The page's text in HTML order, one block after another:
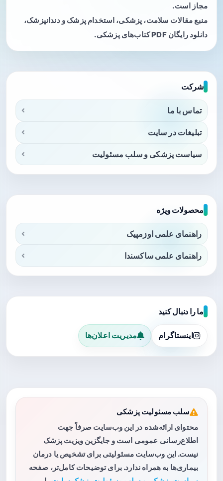
مجاز است.
منبع مقالات سلامت، پزشکی، استخدام پزشک و دندانپزشک،
دانلود رایگان PDF کتاب‌های پزشکی.
شرکت
تماس با ما
تبلیغات در سایت
سیاست پزشکی و سلب مسئولیت
محصولات ویژه
راهنمای علمی اوزمپیک
راهنمای علمی ساکسندا
ما را دنبال کنید
اینستاگرام مدیریت اعلان‌ها
سلب مسئولیت پزشکی
محتوای ارائه‌شده در این وب‌سایت صرفاً جهت
اطلاع‌رسانی عمومی است و جایگزین ویزیت پزشک
نیست. این وب‌سایت مسئولیتی برای تشخیص یا درمان
بیماری‌ها به همراه ندارد. برای توضیحات کامل‌تر، صفحه